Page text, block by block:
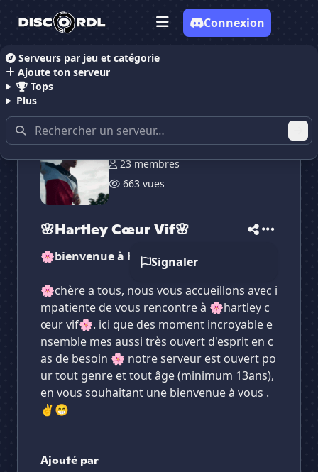
Serveurs par jeu et catégorie
Ajoute ton serveur
Tops
Plus
Connexion
Accueil Serveurs Discord LGBT
23 membres
663 vues
🌸Hartley Cœur Vif🌸
Signaler
🌸bienvenue à harley cœur vif🌸
🌸chère a tous, nous vous accueillons avec i
mpatiente de vous rencontre à 🌸hartley c
œur vif🌸. ici que des moment incroyable e
nsemble mes aussi très ouvert d'esprit en c
as de besoin 🌸 notre serveur est ouvert po
ur tout genre et tout âge (minimum 13ans),
en vous souhaitant une bienvenue à vous .
✌️😁
Ajouté par
Vote pour 🌸Hartley Cœur ...
Es-tu sûr de vouloir supprimer ton avis de ce
serveur ?
Supprimer
🌸Hartley Cœur Vif🌸